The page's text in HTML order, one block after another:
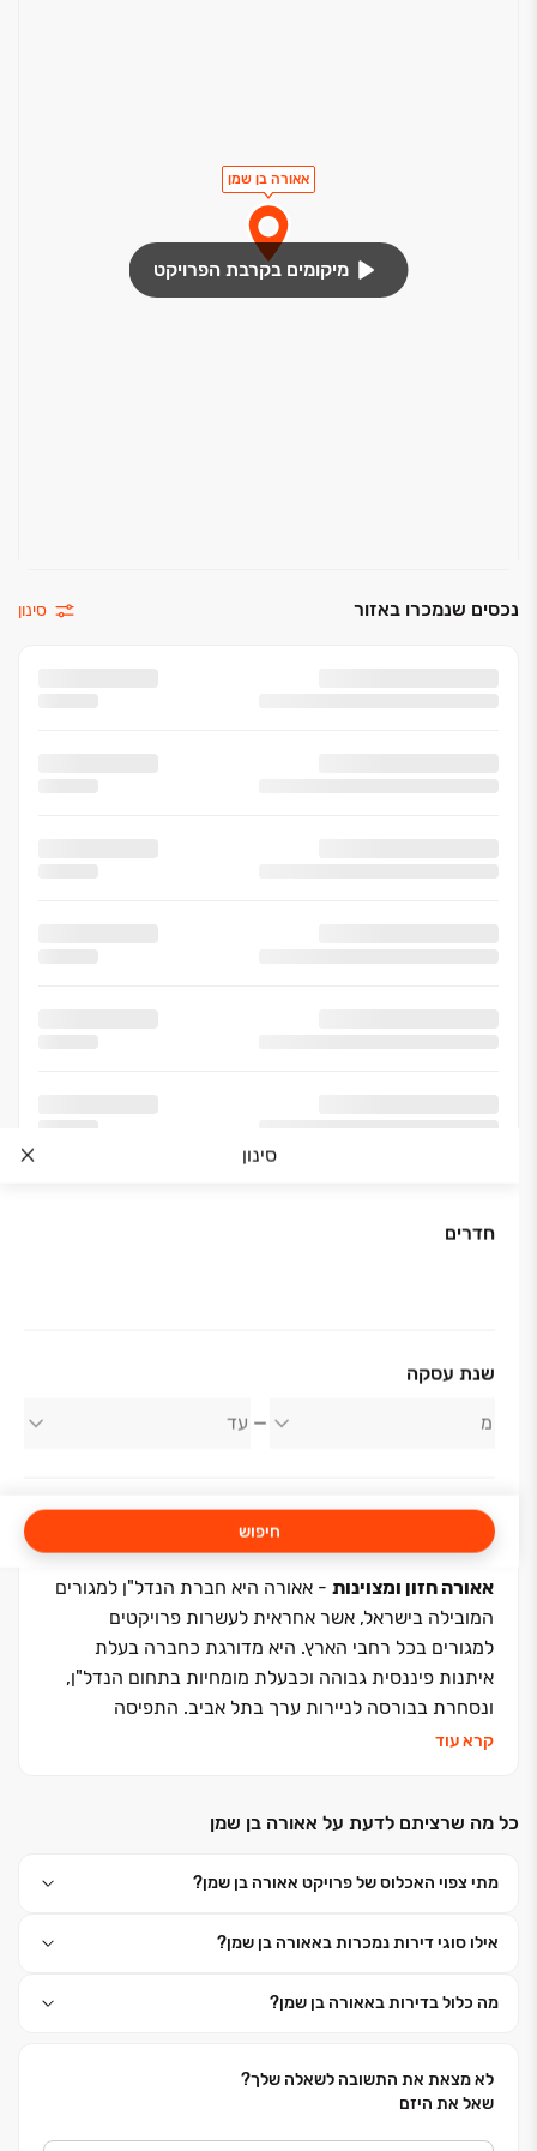
אאורה בן שמן
מיקומים בקרבת הפרויקט
נכסים שנמכרו באזור סינון
סינון
חדרים
שנת עסקה
חיפוש
אודות החברה
אאורה ישראל
אאורה חזון ומצוינות - אאורה היא חברת הנדל"ן למגורים
המובילה בישראל, אשר אחראית לעשרות פרויקטים
למגורים בכל רחבי הארץ. היא מדורגת כחברה בעלת
איתנות פיננסית גבוהה וכבעלת מומחיות בתחום הנדל"ן,
ונסחרת בבורסה לניירות ערך בתל אביב. התפיסה
האורבנית של אאורה, בזכותה נבחרה כחברת ההתחדשות
תוך שמירה על צביון של שכונה משפחתית ועוטפת. בימים
הארץ, המצויים בשלבים שונים של תכנון, שיווק ובנייה, תוך
והגדרת סטנדרט חדש במתן שירות וליווי לקוחותיה לאורך
דיור חדשות ברמת השרון, תל אביב, גבעתיים, רמת גן,
חנה-כרכור, אור עקיבא, יהוד, לוד, ירושלים, אילת ועוד .
“כשהקמתי את חברת אאורה, ראיתי לנגד עיני רוחי חברה
קרא עוד
כל מה שרציתם לדעת על אאורה בן שמן
מתי צפוי האכלוס של פרויקט אאורה בן שמן?
אילו סוגי דירות נמכרות באאורה בן שמן?
מה כלול בדירות באאורה בן שמן?
לא מצאת את התשובה לשאלה שלך?
שאל את היזם